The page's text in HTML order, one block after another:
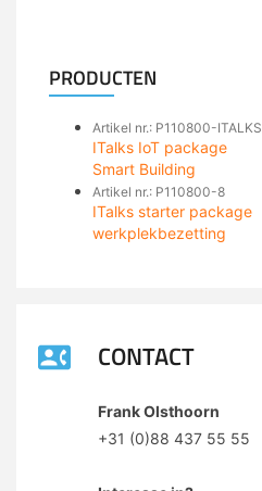
PRODUCTEN
Artikel nr.: P110800-ITALKS
ITalks IoT package
Smart Building
Artikel nr.: P110800-8
ITalks starter package
werkplekbezetting
CONTACT
Frank Olsthoorn
+31 (0)88 437 55 55